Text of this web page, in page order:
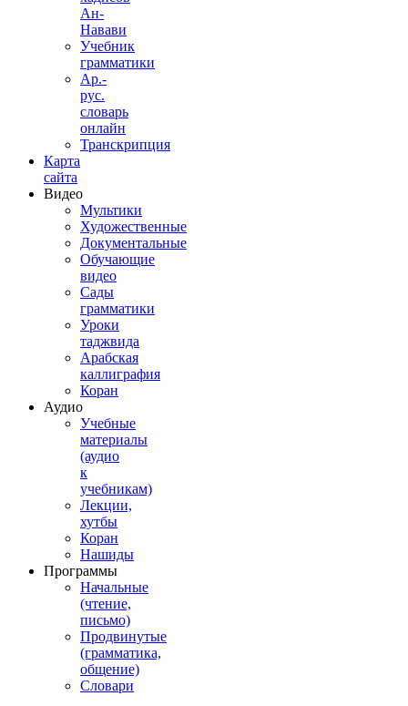
Ан-
Навави
Учебник
грамматики
Ар.-
рус.
словарь
онлайн
Транскрипция
Карта
сайта
Видео
Мультики
Художественные
Документальные
Обучающие
видео
Сады
грамматики
Уроки
таджвида
Арабская
каллиграфия
Коран
Аудио
Учебные
материалы
(аудио
к
учебникам)
Лекции,
хутбы
Коран
Нашиды
Программы
Начальные
(чтение,
письмо)
Продвинутые
(грамматика,
общение)
Словари